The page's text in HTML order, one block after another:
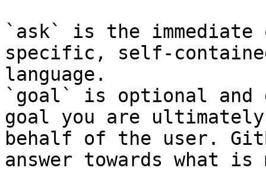
`ask` is the
specific, self-
language.
`goal` is optional and
goal you are
behalf of the user.
answer towards what